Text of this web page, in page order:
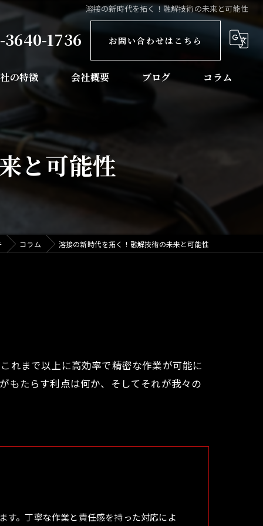
溶接の新時代を拓く！融解技術の未来と可能性
3640-1736 お問い合わせはこちら
の特徴
工事
会社概要 ブログ コラム
と可能性
コラム 溶接の新時代を拓く！融解技術の未来と可能性
れまで以上に高効率で精密な作業が可能に
もたらす利点は何か、そしてそれが我々の
す。丁寧な作業と責任感を持った対応によ